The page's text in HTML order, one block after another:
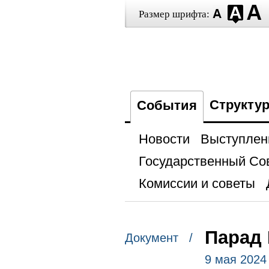
Размер шрифта:
События
Новости
Государственный
Комиссии и советы
Документ / Парад
9 мая